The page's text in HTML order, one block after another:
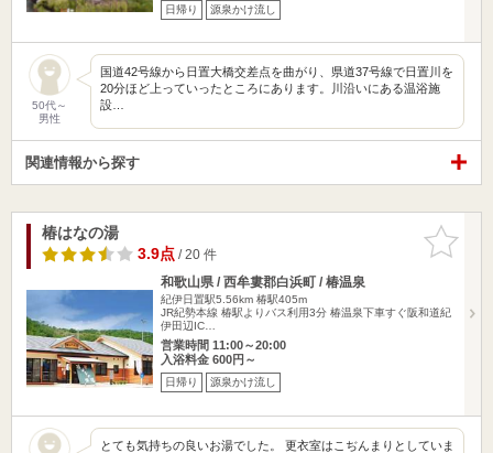
日帰り 源泉かけ流し
50代～
男性
国道42号線から日置大橋交差点を曲がり、県道37号線で日置川を
20分ほど上っていったところにあります。川沿いにある温浴施
設…
関連情報から探す
お気に入
りに追加
椿はなの湯
3.9点/ 20 件
和歌山県 / 西牟婁郡白浜町 / 椿温泉
紀伊日置駅5.56km 椿駅405m
JR紀勢本線 椿駅よりバス利用3分 椿温泉下車すぐ阪和道紀
伊田辺IC…
営業時間 11:00～20:00
入浴料金 600円～
日帰り 源泉かけ流し
とても気持ちの良いお湯でした。 更衣室はこぢんまりとしていま